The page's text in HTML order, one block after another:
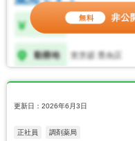
更新日：2026年6月3日
正社員 調剤薬局